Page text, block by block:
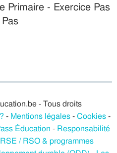
Primaire - Exercice Pas
- Tous droits
- Mentions légales-Cookies-
Éducation - Responsabilité
/ RSO & programmes